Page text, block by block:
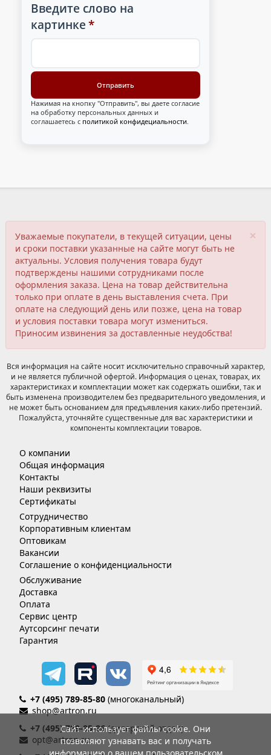
Введите слово на
картинке *
Нажимая на кнопку "Отправить", вы даете согласие
на обработку персональных данных и
соглашаетесь с политикой конфидециальности.
×
Уважаемые покупатели, в текущей ситуации, цены
и сроки поставки указанные на сайте могут быть не
актуальны. Условия получения товара будут
подтверждены нашими сотрудниками после
оформления заказа. Цена на товар действительна
только при оплате в день выставления счета. При
оплате на следующий день или позже, цена на товар
и условия поставки товара могут измениться.
Приносим извинения за доставленные неудобства!
Вся информация на сайте носит исключительно справочный характер,
и не является публичной офертой. Информация о ценах, товарах, их
характеристиках и комплектации может как содержать ошибки, так и
быть изменена производителем без предварительного уведомления, и
не может быть основанием для предъявления каких-либо претензий.
Пожалуйста, уточняйте существенные для вас характеристики и
компоненты комплектации товаров.
О компании
Общая информация
Контакты
Наши реквизиты
Сертификаты
Сотрудничество
Корпоративным клиентам
Оптовикам
Вакансии
Соглашение о конфиденциальности
Обслуживание
Доставка
Оплата
Сервис центр
Аутсорсинг печати
Гарантия
+7 (495) 789-85-80 (многоканальный)
shop@artron.ru
+7 (495) 789-85-86(дилерский отдел)
opt@artron.ru
Сайт использует файлы cookie. Они
позволяют узнавать вас и получать